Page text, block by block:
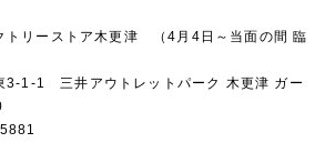
トリーストア木更津 （4月4日～当面の間 臨
3-1-1 三井アウトレットパーク 木更津 ガー